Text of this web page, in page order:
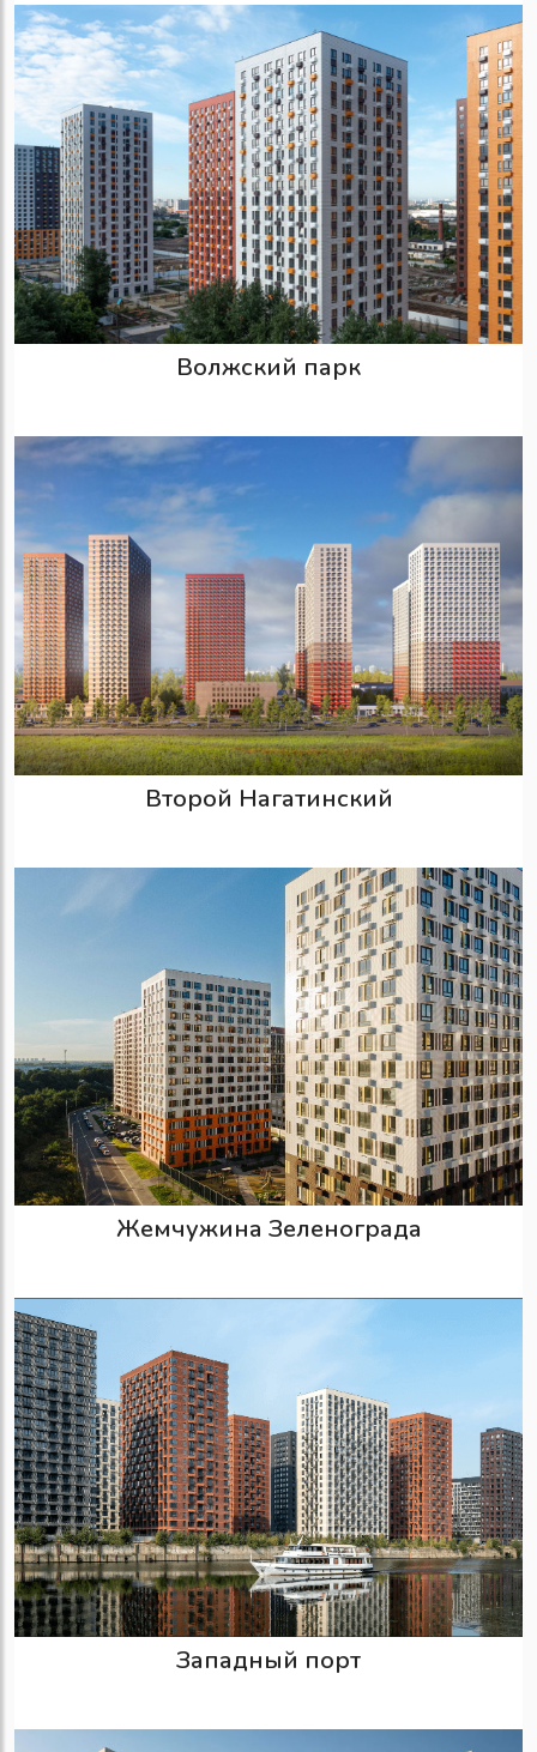
Волжский парк
Второй Нагатинский
Жемчужина Зеленограда
Западный порт